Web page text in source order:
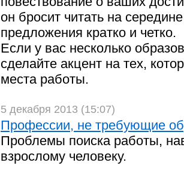
он бросит читать на
предложения кратко и четко.
Если у вас несколько
сделайте акцент на тех,
места работы.
5 декабря 2013 (15:07)
Профессии, не требующие
Проблемы поиска работы,
взрослому человеку.